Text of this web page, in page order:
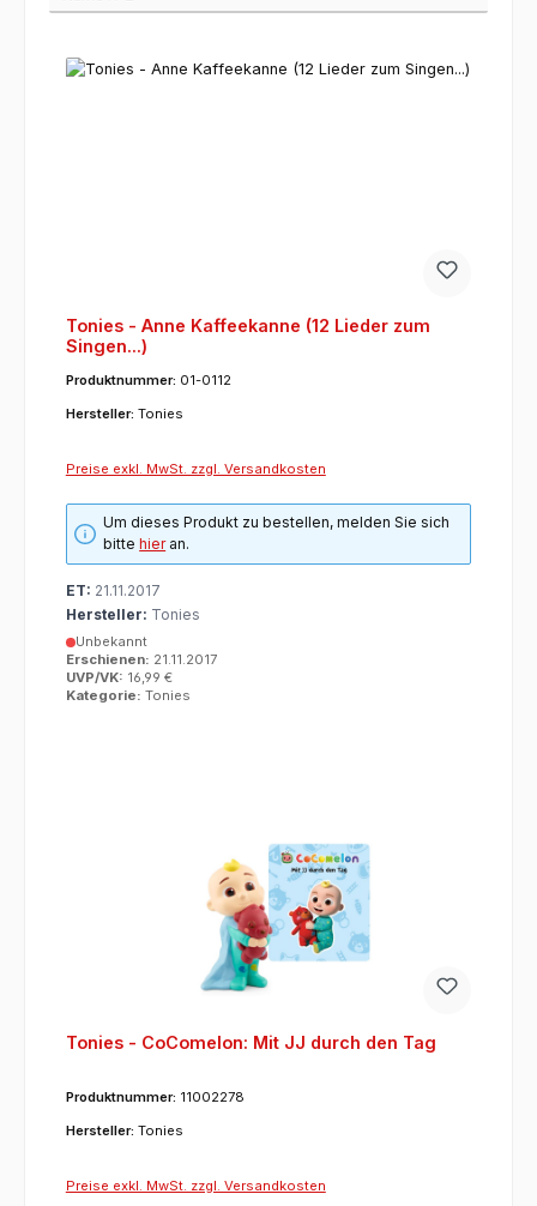
Tonies - Anne Kaffeekanne (12 Lieder zum
Singen...)
Produktnummer: 01-0112
Hersteller: Tonies
Preise exkl. MwSt. zzgl. Versandkosten
Um dieses Produkt zu bestellen, melden Sie sich
bittehieran.
ET: 21.11.2017
Hersteller: Tonies
Unbekannt
Erschienen: 21.11.2017
UVP/VK: 16,99 €
Kategorie: Tonies
Tonies - CoComelon: Mit JJ durch den Tag
Produktnummer: 11002278
Hersteller: Tonies
Preise exkl. MwSt. zzgl. Versandkosten